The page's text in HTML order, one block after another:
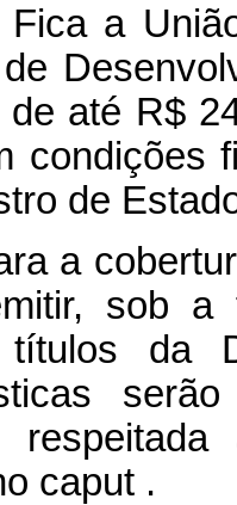
Fica a
de até R$
condições
de
a
sob
títulos da
caput .